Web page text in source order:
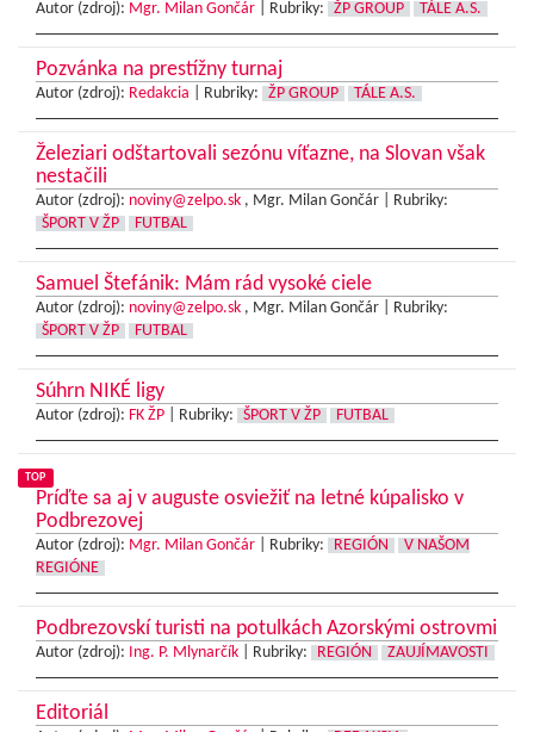
Autor (zdroj): Mgr. Milan Gončár Rubriky: ŽP GROUP TÁLE A.S.
Pozvánka na prestížny turnaj
Autor (zdroj): Redakcia Rubriky: ŽP GROUP TÁLE A.S.
Železiari odštartovali sezónu víťazne, na Slovan však
nestačili
Autor (zdroj): noviny@zelpo.sk , Mgr. Milan Gončár |
Rubriky:
ŠPORT V ŽP
FUTBAL
Samuel Štefánik: Mám rád vysoké ciele
Autor (zdroj): noviny@zelpo.sk , Mgr. Milan Gončár |
Rubriky:
ŠPORT V ŽP
FUTBAL
Súhrn NIKÉ ligy
Autor (zdroj): FK ŽP Rubriky: ŠPORT V ŽP FUTBAL
TOP
Príďte sa aj v auguste osviežiť na letné kúpalisko v
Podbrezovej
Autor (zdroj): Mgr. Milan Gončár Rubriky: REGIÓN
V NAŠOM
REGIÓNE
Podbrezovskí turisti na potulkách Azorskými ostrovmi
Autor (zdroj): Ing. P. Mlynarčík Rubriky: REGIÓN ZAUJÍMAVOSTI
Editoriál